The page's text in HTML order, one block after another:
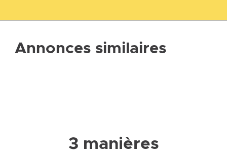
Annonces similaires
3 manières